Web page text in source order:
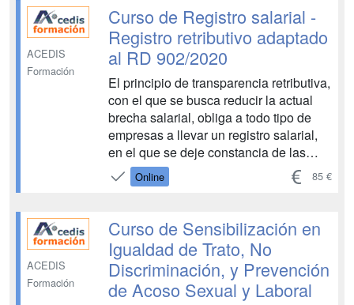
expresa verbalmente y responder con
clarida...
ACEDIS
Formación
Curso de Registro salarial -
Registro retributivo adaptado
al RD 902/2020
El principio de transparencia retributiva,
con el que se busca reducir la actual
brecha salarial, obliga a todo tipo de
empresas a llevar un registro salarial,
en el que se deje constancia de las
diferencias que pudieran existir en
cuanto a las retribuciones que perciben
natura...
Online 85 €
ACEDIS
Formación
Curso de Sensibilización en
Igualdad de Trato, No
Discriminación, y Prevención
de Acoso Sexual y Laboral